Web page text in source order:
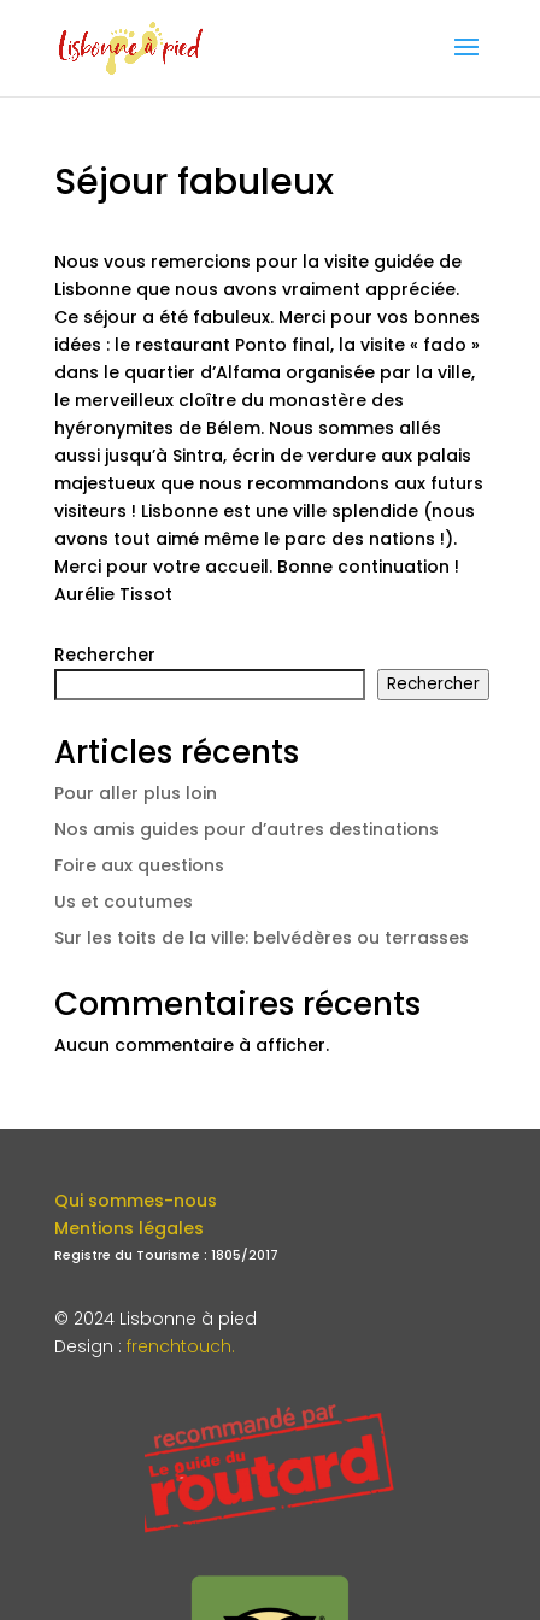
Séjour fabuleux
Nous vous remercions pour la visite guidée de
Lisbonne que nous avons vraiment appréciée.
Ce séjour a été fabuleux. Merci pour vos bonnes
idées : le restaurant Ponto final, la visite « fado »
dans le quartier d’Alfama organisée par la ville,
le merveilleux cloître du monastère des
hyéronymites de Bélem. Nous sommes allés
aussi jusqu’à Sintra, écrin de verdure aux palais
majestueux que nous recommandons aux futurs
visiteurs ! Lisbonne est une ville splendide (nous
avons tout aimé même le parc des nations !).
Merci pour votre accueil. Bonne continuation !
Aurélie Tissot
Rechercher
Rechercher
Articles récents
Pour aller plus loin
Nos amis guides pour d’autres destinations
Foire aux questions
Us et coutumes
Sur les toits de la ville: belvédères ou terrasses
Commentaires récents
Aucun commentaire à afficher.
Qui sommes-nous
Mentions légales
Registre du Tourisme : 1805/2017
© 2024 Lisbonne à pied
Design : frenchtouch.